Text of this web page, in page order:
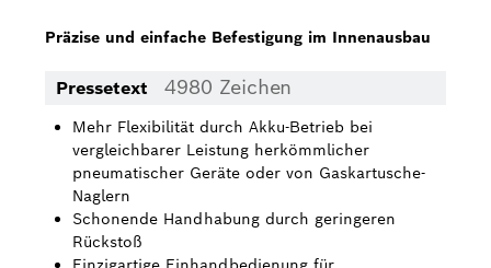
Bosch in Österreich
Karriere bei Bosch in Österreich
Bosch Weltweit
Präzise und einfache Befestigung im Innenausbau
Pressetext 4980 Zeichen
Mehr Flexibilität durch Akku-Betrieb bei
vergleichbarer Leistung herkömmlicher
pneumatischer Geräte oder von Gaskartusche-
Naglern
Schonende Handhabung durch geringeren
Rückstoß